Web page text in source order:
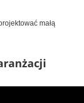
małą